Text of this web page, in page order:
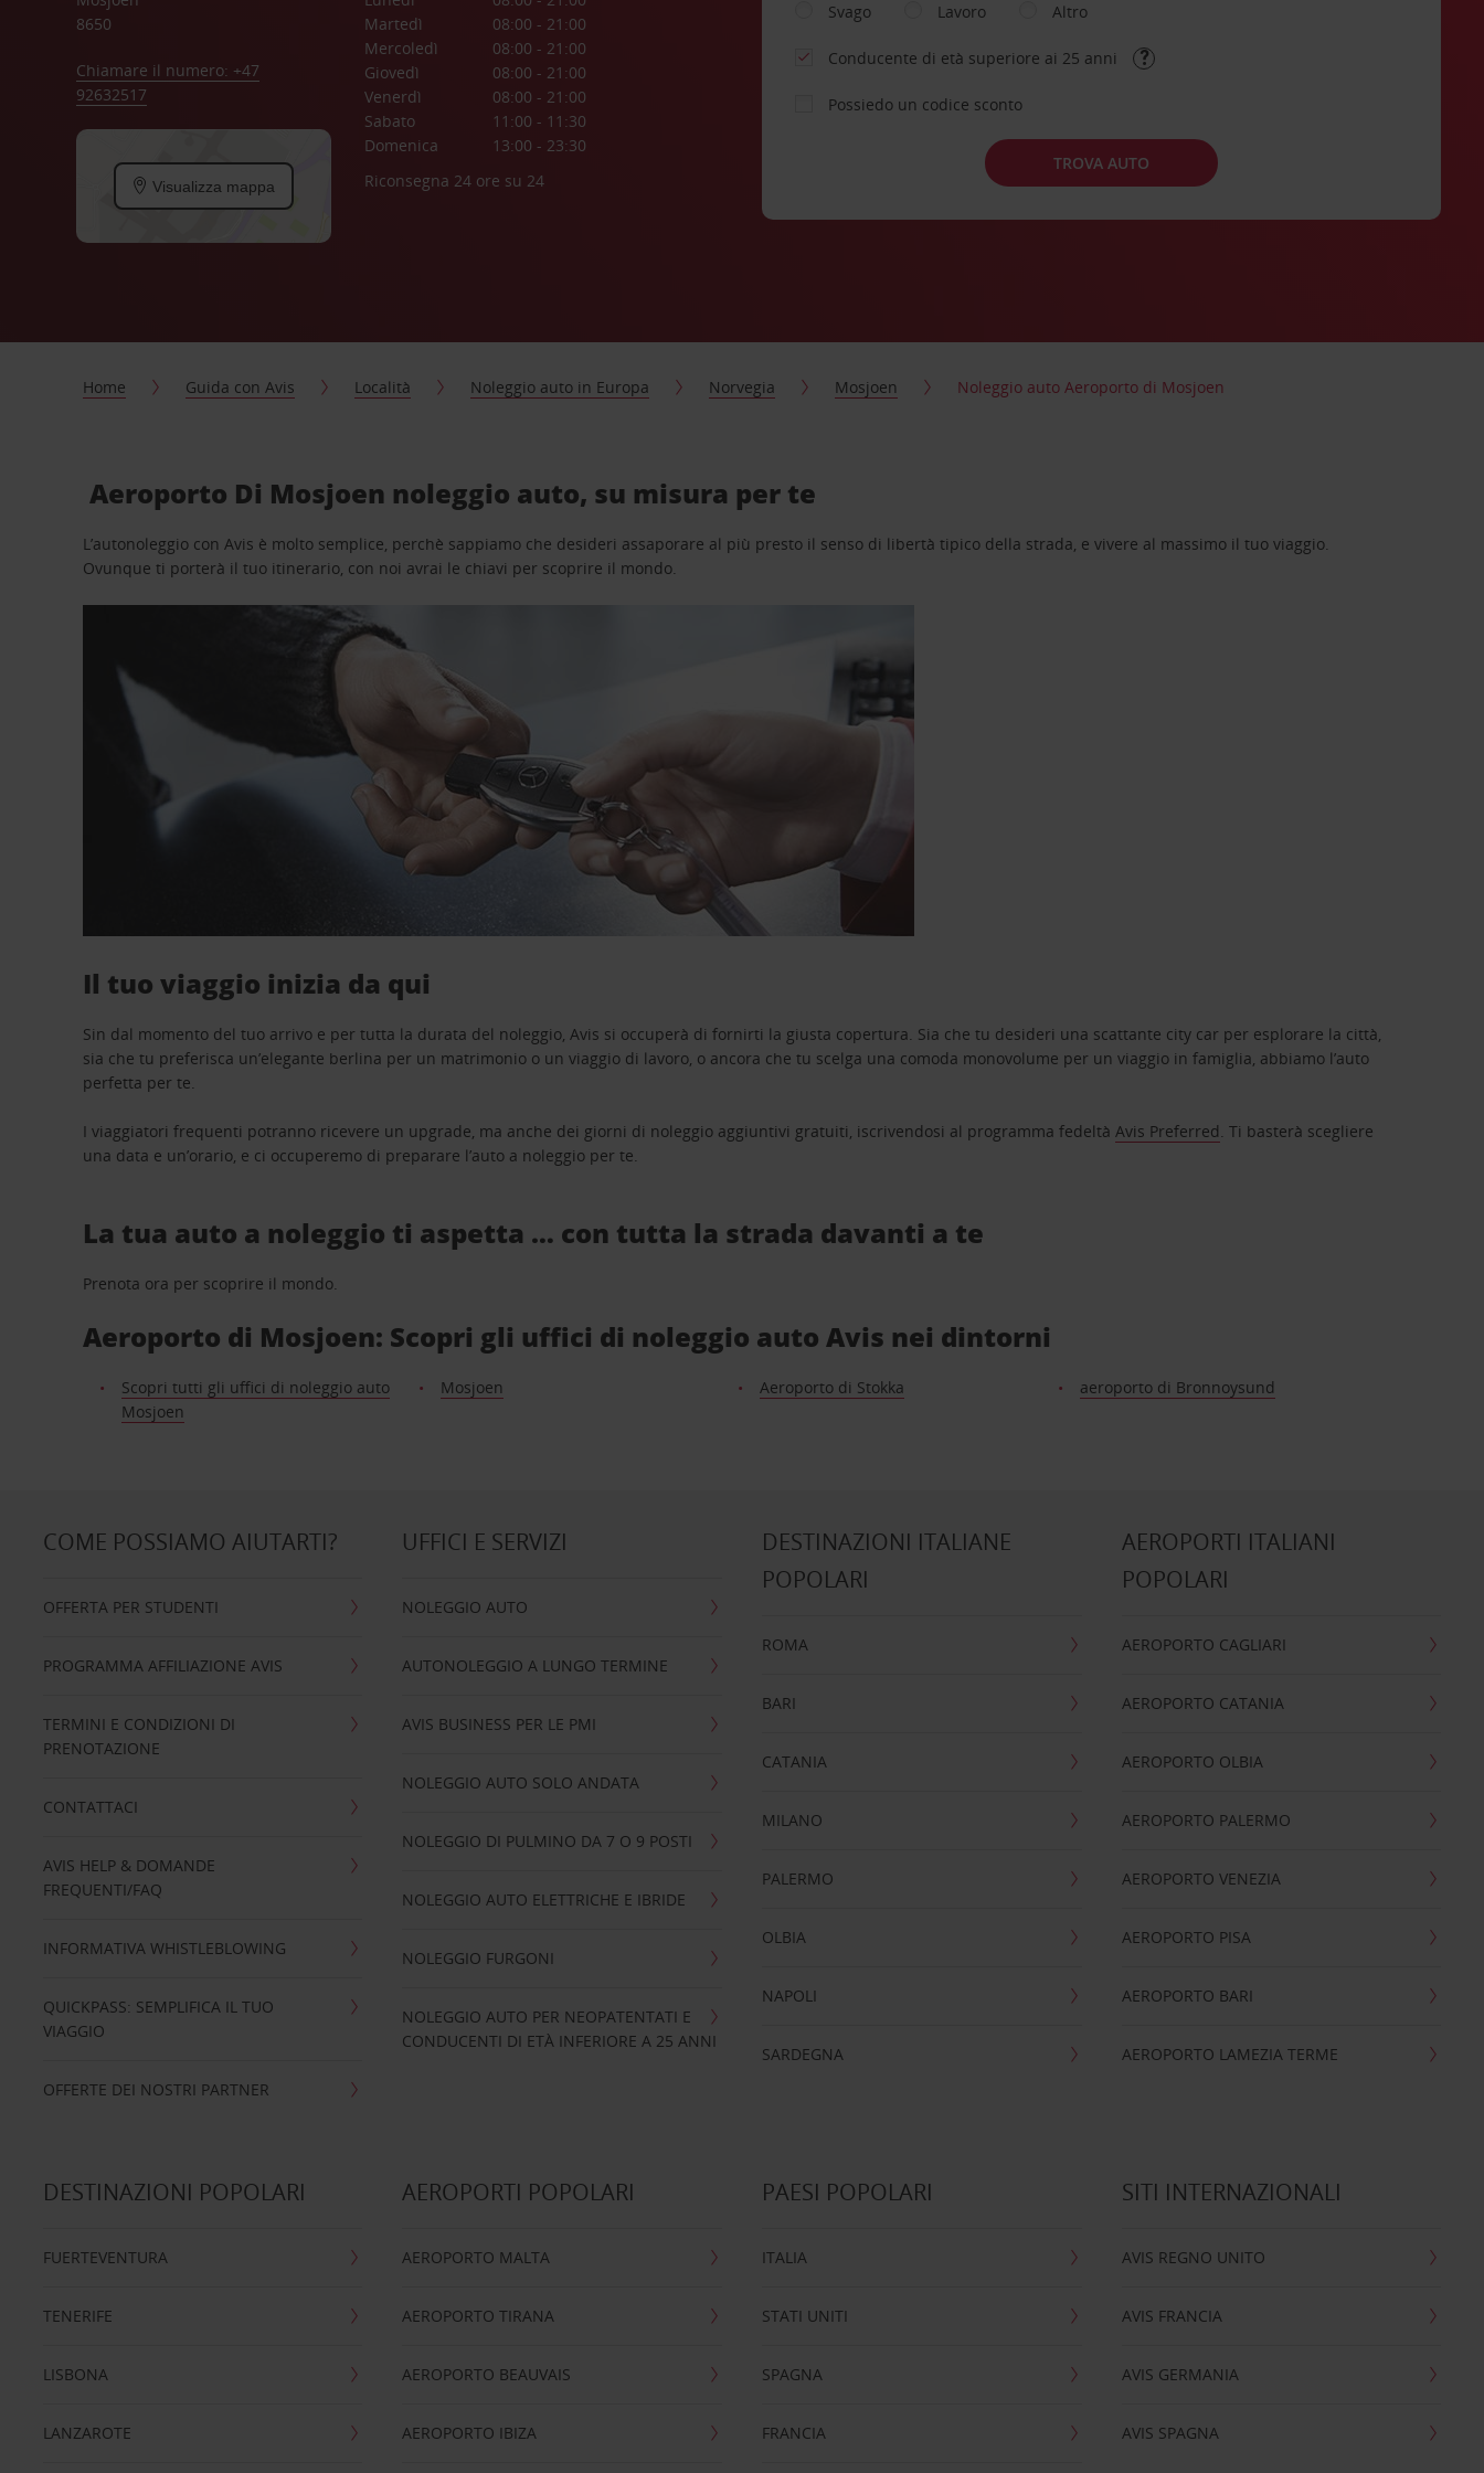
8650
Chiamare il numero: +47
92632517
Visualizza mappa
Martedì
08:00 - 21:00
Mercoledì
08:00 - 21:00
Giovedì
08:00 - 21:00
Venerdì
08:00 - 21:00
Sabato
11:00 - 11:30
Domenica
13:00 - 23:30
Riconsegna 24 ore su 24
Svago
Lavoro Altro
Conducente di età superiore ai 25 anni
Possiedo un codice sconto
TROVA AUTO
Home Guida con Avis Località Noleggio auto in Europa Norvegia Mosjoen Noleggio auto Aeroporto di Mosjoen
Aeroporto Di Mosjoen noleggio auto, su misura per te
L’autonoleggio con Avis è molto semplice, perchè sappiamo che desideri assaporare al più presto il senso di libertà tipico della strada, e vivere al massimo il tuo viaggio.
Ovunque ti porterà il tuo itinerario, con noi avrai le chiavi per scoprire il mondo.
Il tuo viaggio inizia da qui
Sin dal momento del tuo arrivo e per tutta la durata del noleggio, Avis si occuperà di fornirti la giusta copertura. Sia che tu desideri una scattante city car per esplorare la città,
sia che tu preferisca un’elegante berlina per un matrimonio o un viaggio di lavoro, o ancora che tu scelga una comoda monovolume per un viaggio in famiglia, abbiamo l’auto
perfetta per te.
I viaggiatori frequenti potranno ricevere un upgrade, ma anche dei giorni di noleggio aggiuntivi gratuiti, iscrivendosi al programma fedeltàAvis Preferred. Ti basterà scegliere
una data e un’orario, e ci occuperemo di preparare l’auto a noleggio per te.
La tua auto a noleggio ti aspetta … con tutta la strada davanti a te
Prenota ora per scoprire il mondo.
Aeroporto di Mosjoen: Scopri gli uffici di noleggio auto Avis nei dintorni
Scopri tutti gli uffici di noleggio auto
Mosjoen
Mosjoen Aeroporto di Stokka aeroporto di Bronnoysund
COME POSSIAMO AIUTARTI?
OFFERTA PER STUDENTI
PROGRAMMA AFFILIAZIONE AVIS
TERMINI E CONDIZIONI DI
PRENOTAZIONE
CONTATTACI
AVIS HELP & DOMANDE
FREQUENTI/FAQ
INFORMATIVA WHISTLEBLOWING
QUICKPASS: SEMPLIFICA IL TUO
VIAGGIO
OFFERTE DEI NOSTRI PARTNER
UFFICI E SERVIZI
NOLEGGIO AUTO
AUTONOLEGGIO A LUNGO TERMINE
AVIS BUSINESS PER LE PMI
NOLEGGIO AUTO SOLO ANDATA
NOLEGGIO DI PULMINO DA 7 O 9 POSTI
NOLEGGIO AUTO ELETTRICHE E IBRIDE
NOLEGGIO FURGONI
NOLEGGIO AUTO PER NEOPATENTATI E
CONDUCENTI DI ETÀ INFERIORE A 25 ANNI
DESTINAZIONI ITALIANE
POPOLARI
ROMA
BARI
CATANIA
MILANO
PALERMO
OLBIA
NAPOLI
SARDEGNA
AEROPORTI ITALIANI
POPOLARI
AEROPORTO CAGLIARI
AEROPORTO CATANIA
AEROPORTO OLBIA
AEROPORTO PALERMO
AEROPORTO VENEZIA
AEROPORTO PISA
AEROPORTO BARI
AEROPORTO LAMEZIA TERME
DESTINAZIONI POPOLARI
FUERTEVENTURA
TENERIFE
LISBONA
LANZAROTE
AEROPORTI POPOLARI
AEROPORTO MALTA
AEROPORTO TIRANA
AEROPORTO BEAUVAIS
AEROPORTO IBIZA
PAESI POPOLARI
ITALIA
STATI UNITI
SPAGNA
FRANCIA
SITI INTERNAZIONALI
AVIS REGNO UNITO
AVIS FRANCIA
AVIS GERMANIA
AVIS SPAGNA